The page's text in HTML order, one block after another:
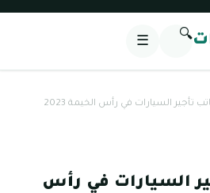
🔍
☰
تأجير السيارات في رأس الخيمة 2023
السيارات في رأس